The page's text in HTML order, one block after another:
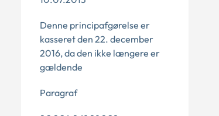
Denne principafgørelse er
kasseret den 22. december
2016, da den ikke længere er
gældende
Paragraf